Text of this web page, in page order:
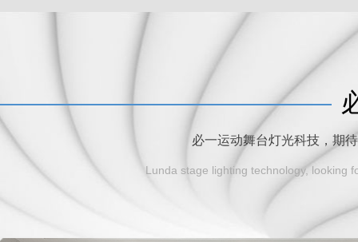
必一运动舞台灯光科技，期
Lunda stage lighting technology, looking